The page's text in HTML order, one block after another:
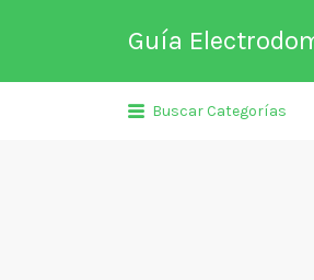
Guía
Directorio de
Buscar
por:
Buscar Categorías